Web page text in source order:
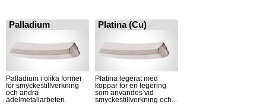
Palladium
Palladium i olika former
för smyckestillverkning
och andra
ädelmetallarbeten.
Platina (Cu)
Platina legerat med
koppar för en legering
som användes vid
smyckestillverkning och...